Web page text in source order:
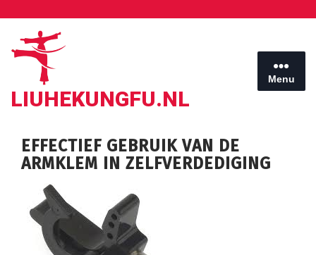
inhoud
LIUHEKUNGFU.NL
Menu
EFFECTIEF GEBRUIK VAN DE
ARMKLEM IN ZELFVERDEDIGING